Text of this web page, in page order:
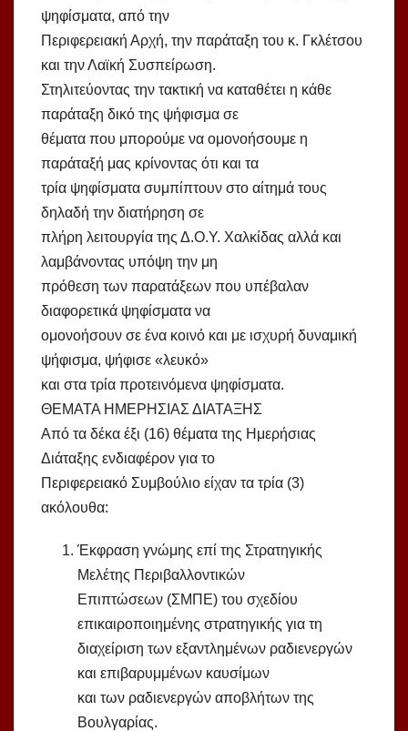
ψηφίσματα, από την
Περιφερειακή Αρχή, την παράταξη του κ. Γκλέτσου
και την Λαϊκή Συσπείρωση.
Στηλιτεύοντας την τακτική να καταθέτει η κάθε
παράταξη δικό της ψήφισμα σε
θέματα που μπορούμε να ομονοήσουμε η
παράταξή μας κρίνοντας ότι και τα
τρία ψηφίσματα συμπίπτουν στο αίτημά τους
δηλαδή την διατήρηση σε
πλήρη λειτουργία της Δ.Ο.Υ. Χαλκίδας αλλά και
λαμβάνοντας υπόψη την μη
πρόθεση των παρατάξεων που υπέβαλαν
διαφορετικά ψηφίσματα να
ομονοήσουν σε ένα κοινό και με ισχυρή δυναμική
ψήφισμα, ψήφισε «λευκό»
και στα τρία προτεινόμενα ψηφίσματα.
ΘΕΜΑΤΑ ΗΜΕΡΗΣΙΑΣ ΔΙΑΤΑΞΗΣ
Από τα δέκα έξι (16) θέματα της Ημερήσιας
Διάταξης ενδιαφέρον για το
Περιφερειακό Συμβούλιο είχαν τα τρία (3)
ακόλουθα:
Έκφραση γνώμης επί της Στρατηγικής
Μελέτης Περιβαλλοντικών
Επιπτώσεων (ΣΜΠΕ) του σχεδίου
επικαιροποιημένης στρατηγικής για τη
διαχείριση των εξαντλημένων ραδιενεργών
και επιβαρυμμένων καυσίμων
και των ραδιενεργών αποβλήτων της
Βουλγαρίας.